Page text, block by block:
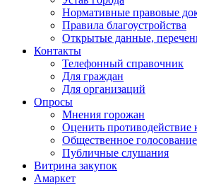
Нормативные правовые
Правила благоустройства
Открытые данные,
Контакты
Телефонный справочник
Для граждан
Для организаций
Опросы
Мнения горожан
Оценить противодействие
Общественное голосование
Публичные слушания
Витрина закупок
Амаркет